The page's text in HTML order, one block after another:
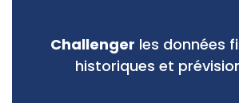
Challenger les données
historiques et